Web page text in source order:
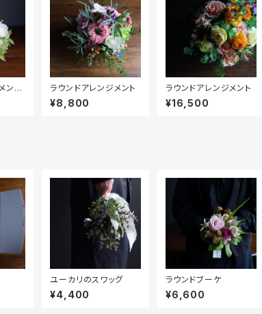
ン ラウンドアレンジメント
¥8,800
ラウンドアレンジメント
¥16,500
ユーカリのスワッグ
¥4,400
ラウンドブーケ
¥6,600